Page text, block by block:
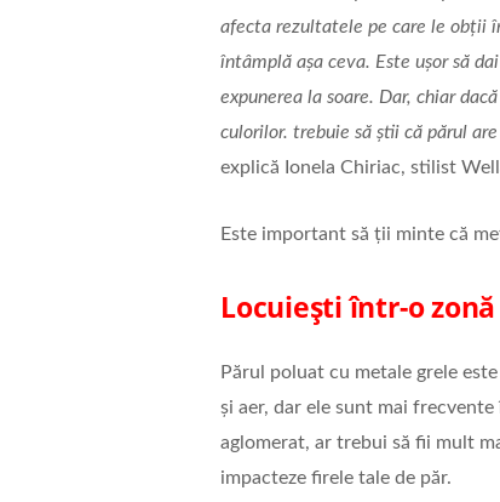
afecta rezultatele pe care le obții
întâmplă așa ceva. Este ușor să
expunerea la soare. Dar, chiar
culorilor. trebuie să știi că părul
explică Ionela Chiriac, stilist
Este important să ții minte că
Locuiești într-o
Părul poluat cu metale grele
și aer, dar ele sunt mai
aglomerat, ar trebui să fii mult
impacteze firele tale de păr.